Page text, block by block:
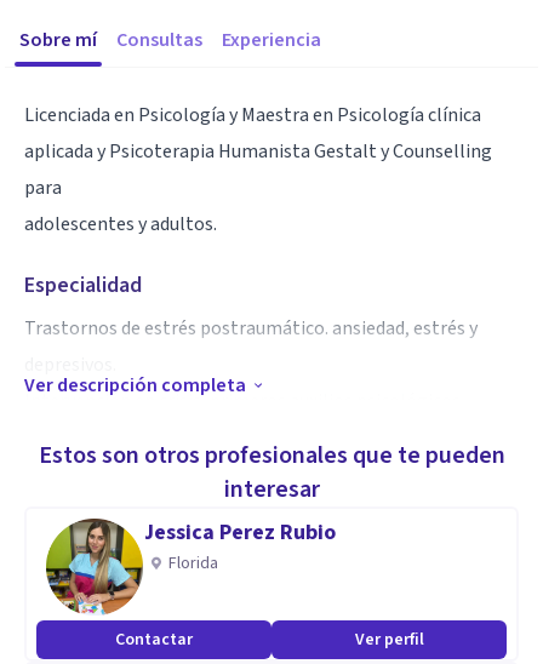
Sobre mí Consultas Experiencia
Licenciada en Psicología y Maestra en Psicología clínica
aplicada y Psicoterapia Humanista Gestalt y Counselling
para
adolescentes y adultos.
Especialidad
Trastornos de estrés postraumático. ansiedad, estrés y
Intervención en crisis, primeros auxilios psicológicos,
inteligencia emocional y auto cuidado.
Aptitudes
Counselling individual y grupal, talleres, cursos y
evaluaciones psicológicas.
Ver descripción completa
Estos son otros profesionales que te pueden
interesar
Jessica Perez Rubio
Florida
Contactar Ver perfil